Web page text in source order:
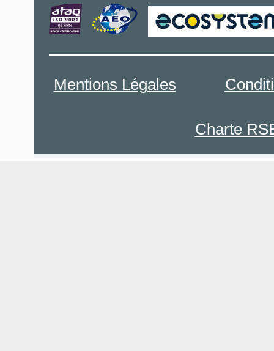
Mentions Légales
Charte